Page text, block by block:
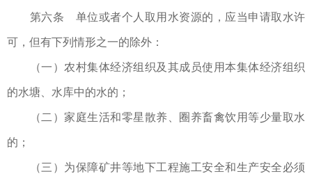
第六条 单位或者个人取用水资源的，应当申请取水许
可，但有下列情形之一的除外：
（一）农村集体经济组织及其成员使用本集体经济组织
的水塘、水库中的水的；
（二）家庭生活和零星散养、圈养畜禽饮用等少量取水
的；
（三）为保障矿井等地下工程施工安全和生产安全必须